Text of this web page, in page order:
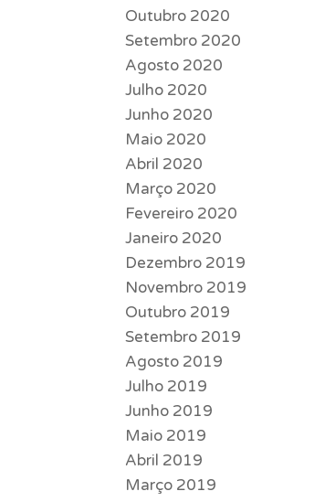
Outubro 2020
Setembro 2020
Agosto 2020
Julho 2020
Junho 2020
Maio 2020
Abril 2020
Março 2020
Fevereiro 2020
Janeiro 2020
Dezembro 2019
Novembro 2019
Outubro 2019
Setembro 2019
Agosto 2019
Julho 2019
Junho 2019
Maio 2019
Abril 2019
Março 2019